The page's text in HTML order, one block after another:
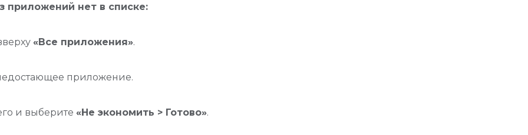
приложений нет в списке:
«Все приложения».
приложение.
и выберите «Не экономить > Готово».